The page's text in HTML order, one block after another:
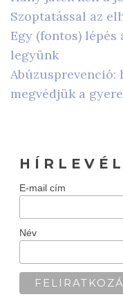
Szoptatással az
Egy (fontos)
legyünk
Abúzusprevenció:
megvédjük a
H Í R L E V É L
E-mail cím
Név